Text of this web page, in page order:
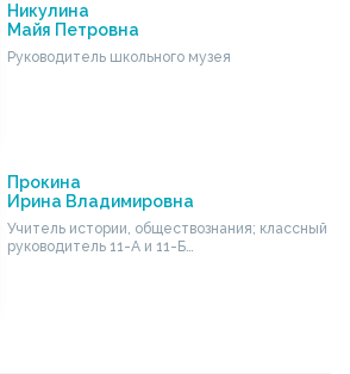
Никулина
Майя Петровна
Руководитель школьного музея
Прокина
Ирина Владимировна
Учитель истории, обществознания; классный
руководитель 11-А и 11-Б…